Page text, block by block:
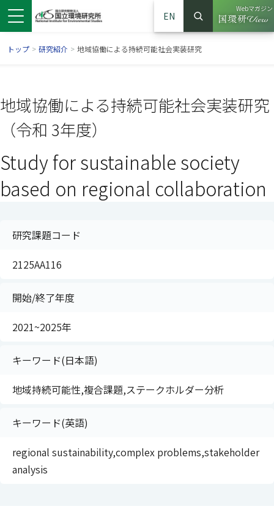
EN
サイト内検索
検索
Webマガジン
（別ウイ
トップ > 研究紹介 > 地域協働による持続可能社会実装研究
地域協働による持続可能社会実装研究
（令和 3年度）
Study for sustainable society
based on regional collaboration
研究課題コード
2125AA116
開始/終了年度
2021~2025年
キーワード(日本語)
地域持続可能性,複合課題,ステークホルダー分析
キーワード(英語)
regional sustainability,complex problems,stakeholder
analysis